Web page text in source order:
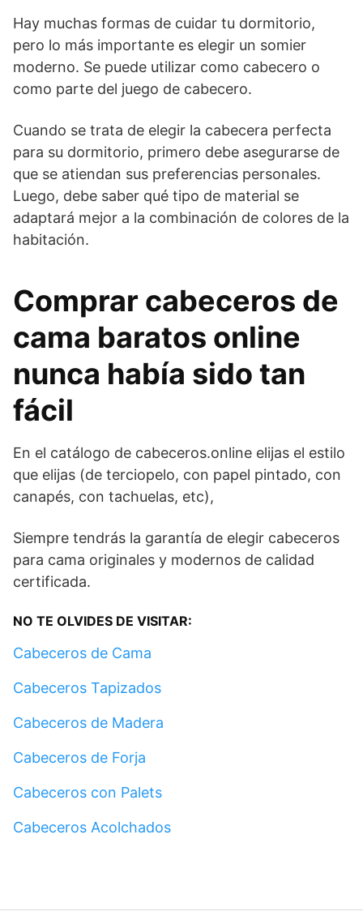
Hay muchas formas de cuidar tu dormitorio,
pero lo más importante es elegir un somier
moderno. Se puede utilizar como cabecero o
como parte del juego de cabecero.
Cuando se trata de elegir la cabecera perfecta
para su dormitorio, primero debe asegurarse de
que se atiendan sus preferencias personales.
Luego, debe saber qué tipo de material se
adaptará mejor a la combinación de colores de la
habitación.
Comprar cabeceros de
cama baratos online
nunca había sido tan
fácil
En el catálogo de cabeceros.online elijas el estilo
que elijas (de terciopelo, con papel pintado, con
canapés, con tachuelas, etc),
Siempre tendrás la garantía de elegir cabeceros
para cama originales y modernos de calidad
certificada.
NO TE OLVIDES DE VISITAR:
Cabeceros de Cama
Cabeceros Tapizados
Cabeceros de Madera
Cabeceros de Forja
Cabeceros con Palets
Cabeceros Acolchados